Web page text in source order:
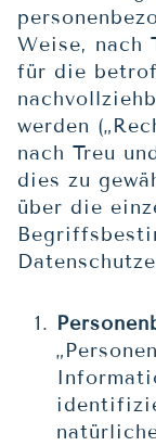
Weise, nach
für die
werden
nach Treu
dies zu
über die